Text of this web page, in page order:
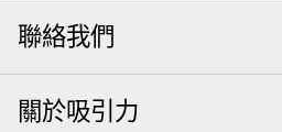
聯絡我們
關於吸引力